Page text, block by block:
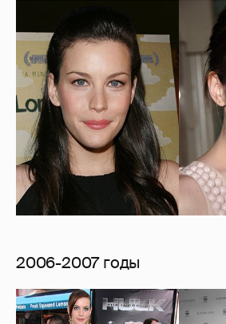
2006-2007 годы